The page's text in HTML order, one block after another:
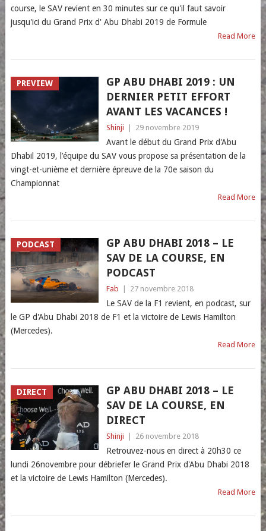
course, le SAV revient en 30 minutes sur ce qu'il faut savoir
jusqu'ici du Grand Prix d' Abu Dhabi 2019 de Formule
Read More
PREVIEW
GP ABU DHABI 2019 : UN
DERNIER PETIT EFFORT
AVANT LES VACANCES !
Shinji 29 novembre 2019
Avant le début du Grand Prix d'Abu
Dhabil 2019, l’équipe du SAV vous propose sa présentation de la
vingt-et-unième et dernière épreuve de la 70e saison du
Championnat
Read More
PODCAST
GP ABU DHABI 2018 – LE
SAV DE LA COURSE, EN
PODCAST
Fab 27 novembre 2018
Le SAV de la F1 revient, en podcast, sur
le GP d'Abu Dhabi 2018 de F1 et la victoire de Lewis Hamilton
(Mercedes).
Read More
DIRECT
GP ABU DHABI 2018 – LE
SAV DE LA COURSE, EN
DIRECT
Shinji 26 novembre 2018
Retrouvez-nous en direct à 20h30 ce
lundi 26novembre pour débriefer le Grand Prix d'Abu Dhabi 2018
et la victoire de Lewis Hamilton (Mercedes).
Read More